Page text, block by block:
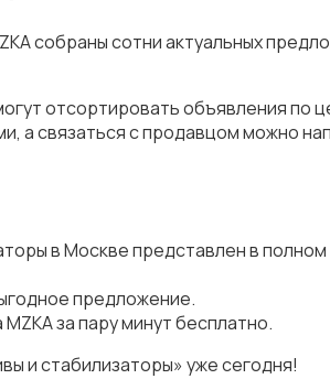
собраны сотни актуальных
отсортировать объявления по
а связаться с продавцом можно
в Москве представлен в
предложение.
за пару минут бесплатно.
и стабилизаторы» уже сегодня!